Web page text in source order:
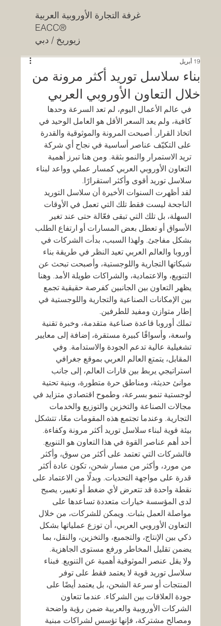
غرفة التجارة الأوروبية العربية
EACC®
زيوريخ / دبي
بناء سلاسل توريد أكثر مرونة من
خلال التعاون الأوروبي العربي
19 أبريل
في عالم الأعمال اليوم، لم تعد السرعة وحدها
كافية، ولم يعد السعر الأقل هو العامل الوحيد في
اتخاذ القرار. أصبحت المرونة والموثوقية والقدرة
على التكيّف عناصر أساسية في نجاح أي شركة
تريد الاستمرار والنمو بثقة. ومن هنا تبرز أهمية
التعاون الأوروبي العربي كمسار عملي وواعد لبناء
سلاسل توريد أقوى وأكثر استقرارًا.
لقد أظهرت السنوات الأخيرة أن سلاسل التوريد
الناجحة ليست فقط تلك التي تعمل في الأوقات
السهلة، بل تلك التي تبقى فعّالة حتى عند تغير
الأسواق أو تعطل بعض المسارات أو ارتفاع الطلب
بشكل مفاجئ. ولهذا السبب، بدأت الشركات في
أوروبا والعالم العربي تعيد النظر في طريقة بناء
شبكاتها التجارية واللوجستية، وأصبحت تبحث عن
التنويع، والاعتمادية، والشراكات طويلة الأمد. وهنا
يظهر التعاون بين الجانبين كفرصة حقيقية تجمع
بين الإمكانات الصناعية والتجارية واللوجستية في
إطار متوازن ومفيد للطرفين.
تملك أوروبا قاعدة صناعية متقدمة، وخبرة تقنية
واسعة، وأسواقًا كبيرة مستقرة، إضافة إلى معايير
تشغيلية عالية تدعم الجودة والاستدامة. وفي
المقابل، يتمتع العالم العربي بموقع جغرافي
استراتيجي يربط بين قارات العالم، إلى جانب
موانئ حديثة، ومناطق حرة متطورة، وبنية تحتية
لوجستية تنمو بسرعة، وطموح اقتصادي متزايد في
مجالات الصناعة والتخزين والتوزيع والخدمات
التجارية. وعندما تجتمع هذه المقومات معًا، تتشكل
بيئة قوية لبناء سلاسل توريد أكثر مرونة وكفاءة.
أحد أهم عناصر القوة في هذا التعاون هو التنويع.
فالشركات التي تعتمد على أكثر من سوق، وأكثر
من مورد، وأكثر من مسار شحن، تكون عادة أكثر
قدرة على مواجهة التحديات. وبدلًا من الاعتماد على
نقطة واحدة قد تتعرض لأي ضغط أو تغيير، يصبح
لدى المؤسسة خيارات متعددة تساعدها على
مواصلة العمل بثبات. ويمكن للشركات، من خلال
التعاون الأوروبي العربي، أن توزع عملياتها بشكل
ذكي بين الإنتاج، والتجميع، والتخزين، والنقل، بما
يضمن تقليل المخاطر ورفع مستوى الجاهزية.
ولا يقل عنصر الموثوقية أهمية عن التنويع. فبناء
سلاسل توريد قوية لا يعتمد فقط على توفر
المنتجات أو سرعة الشحن، بل يعتمد أيضًا على
جودة العلاقات بين الشركاء. عندما تتعاون
الشركات الأوروبية والعربية ضمن رؤية واضحة
ومصالح مشتركة، فإنها تؤسس لشراكات مبنية